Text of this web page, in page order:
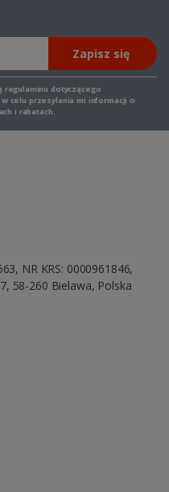
Zapisz się
regulaminu dotyczącego
celu przesyłania mi informacji o
i rabatach.
NR KRS: 0000961846,
58-260 Bielawa, Polska